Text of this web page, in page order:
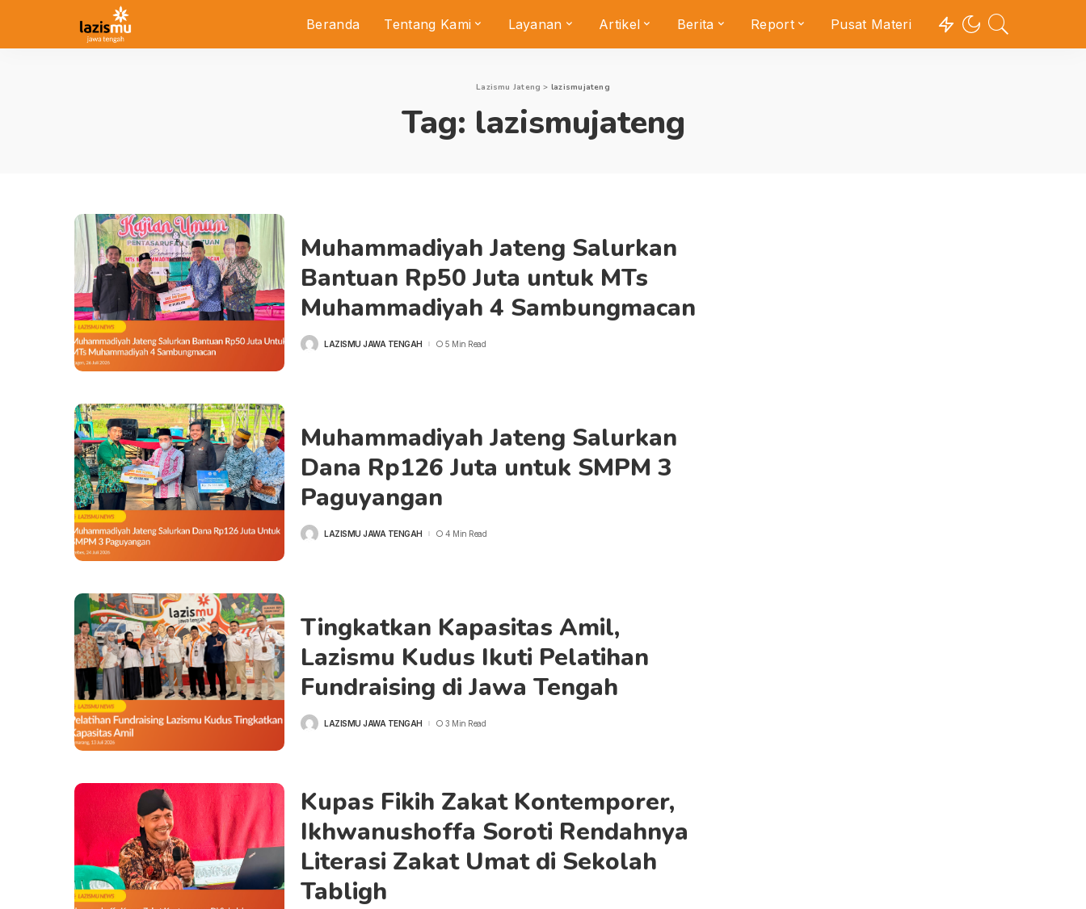
Beranda Tentang Kami Layanan Artikel Berita Report Pusat Materi
Lazismu Jateng > lazismujateng
Tag: lazismujateng
Muhammadiyah Jateng Salurkan
Bantuan Rp50 Juta untuk MTs
Muhammadiyah 4 Sambungmacan
LAZISMU JAWA TENGAH 5 Min Read
Muhammadiyah Jateng Salurkan
Dana Rp126 Juta untuk SMPM 3
Paguyangan
LAZISMU JAWA TENGAH 4 Min Read
Tingkatkan Kapasitas Amil,
Lazismu Kudus Ikuti Pelatihan
Fundraising di Jawa Tengah
LAZISMU JAWA TENGAH 3 Min Read
Kupas Fikih Zakat Kontemporer,
Ikhwanushoffa Soroti Rendahnya
Literasi Zakat Umat di Sekolah
Tabligh